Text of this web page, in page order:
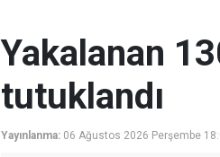
Yakalanan
tutuklandı
Yayınlanma: 06 Ağustos 2026 Perşembe